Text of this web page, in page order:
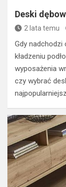
Deski
2 lata temu
Gdy nadchodzi
kładzeniu
wyposażenia
czy wybrać